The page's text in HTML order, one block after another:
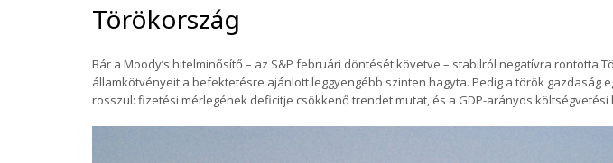
Törökország
Bár a Moody’s hitelminősítő – az S&P februári döntését követve – stabilról negatívra rontotta
államkötvényeit a befektetésre ajánlott leggyengébb szinten hagyta. Pedig a török gazdaság
rosszul: fizetési mérlegének deficitje csökkenő trendet mutat, és a GDP-arányos